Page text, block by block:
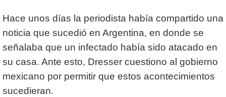
Hace unos días la periodista había compartido una
noticia que sucedió en Argentina, en donde se
señalaba que un infectado había sido atacado en
su casa. Ante esto, Dresser cuestiono al gobierno
mexicano por permitir que estos acontecimientos
sucedieran.